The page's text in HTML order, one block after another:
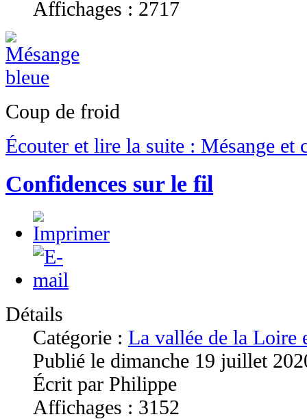
Affichages : 2717
Coup de froid
Écouter et lire la suite : Mésange et
Confidences sur le fil
Détails
Catégorie : La vallée de la Loire
Publié le dimanche 19 juillet
Écrit par Philippe
Affichages : 3152